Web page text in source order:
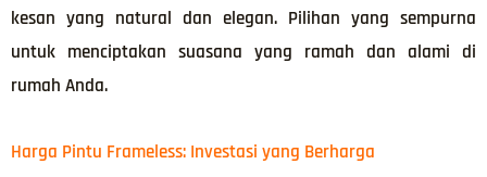
kesan yang natural dan elegan. Pilihan yang sempurna
untuk menciptakan suasana yang ramah dan alami di
rumah Anda.
Harga Pintu Frameless: Investasi yang Berharga